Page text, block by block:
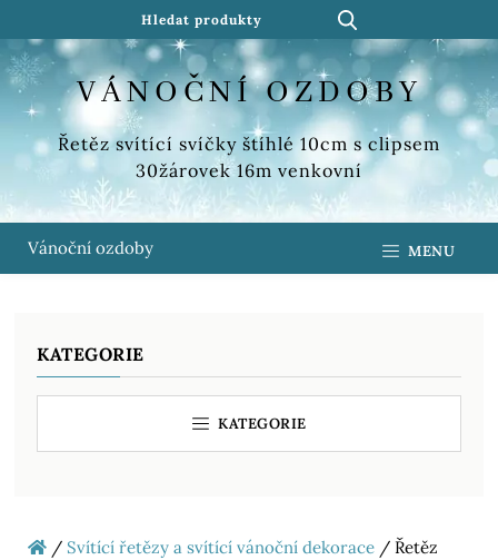
VÁNOČNÍ OZDOBY
Řetěz svítící svíčky štíhlé 10cm s clipsem
30žárovek 16m venkovní
Vánoční ozdoby MENU
KATEGORIE
KATEGORIE
/ Svítící řetězy a svítící vánoční dekorace / Řetěz